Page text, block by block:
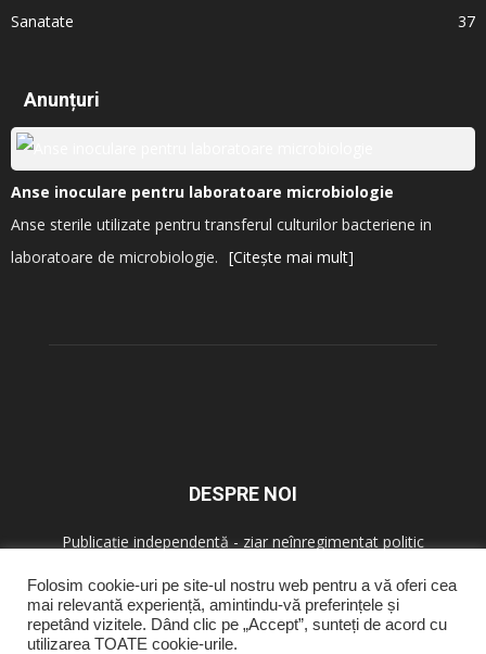
Sanatate
37
Anunțuri
Anse inoculare pentru laboratoare microbiologie
Anse sterile utilizate pentru transferul culturilor bacteriene in
laboratoare de microbiologie. [Citește mai mult]
DESPRE NOI
Publicație independentă - ziar neînregimentat politic
URMAȚI-NE
Folosim cookie-uri pe site-ul nostru web pentru a vă oferi cea
mai relevantă experiență, amintindu-vă preferințele și
repetând vizitele. Dând clic pe „Accept”, sunteți de acord cu
utilizarea TOATE cookie-urile.